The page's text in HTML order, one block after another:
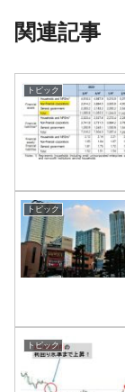
関連記事
トピック
トピック
トピック